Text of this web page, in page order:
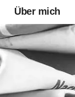
Über mich